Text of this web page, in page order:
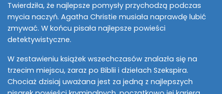
Twierdziła, że najlepsze pomysły przychodzą podczas
mycia naczyń. Agatha Christie musiała naprawdę lubić
zmywać. W końcu pisała najlepsze powieści
detektywistyczne.
W zestawieniu książek wszechczasów znalazła się na
trzecim miejscu, zaraz po Biblii i dziełach Szekspira.
Chociaż dzisiaj uważana jest za jedną z najlepszych